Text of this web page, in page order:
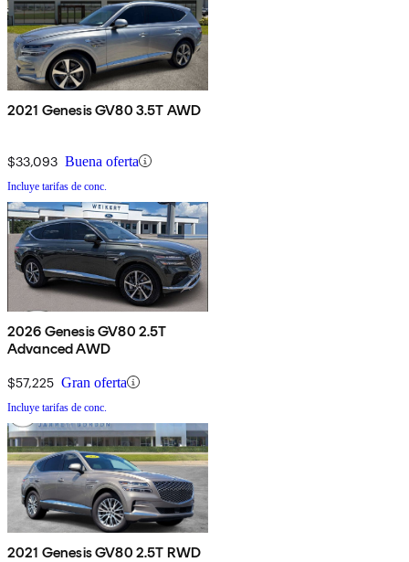
2021 Genesis GV80 3.5T AWD
$33,093 Buena oferta
Incluye tarifas de conc.
2026 Genesis GV80 2.5T
Advanced AWD
$57,225 Gran oferta
Incluye tarifas de conc.
2021 Genesis GV80 2.5T RWD